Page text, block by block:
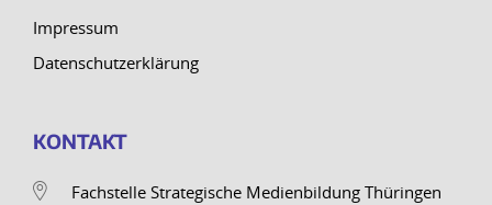
Impressum
Datenschutzerklärung
KONTAKT
Fachstelle Strategische Medienbildung Thüringen